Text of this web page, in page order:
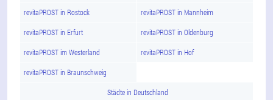
revitaPROST in Rostock revitaPROST in Mannheim
revitaPROST in Erfurt revitaPROST in Oldenburg
revitaPROST im Westerland revitaPROST in Hof
revitaPROST in Braunschweig
Städte in Deutschland